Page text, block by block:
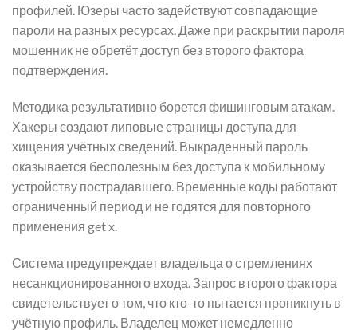
профилей. Юзеры часто задействуют совпадающие
пароли на разных ресурсах. Даже при раскрытии пароля
мошенник не обретёт доступ без второго фактора
подтверждения.
Методика результативно борется фишинговым атакам.
Хакеры создают липовые страницы доступа для
хищения учётных сведений. Выкраденный пароль
оказывается бесполезным без доступа к мобильному
устройству пострадавшего. Временные коды работают
ограниченный период и не годятся для повторного
применения get x.
Система предупреждает владельца о стремлениях
несанкционированного входа. Запрос второго фактора
свидетельствует о том, что кто-то пытается проникнуть в
учётную профиль. Владелец может немедленно